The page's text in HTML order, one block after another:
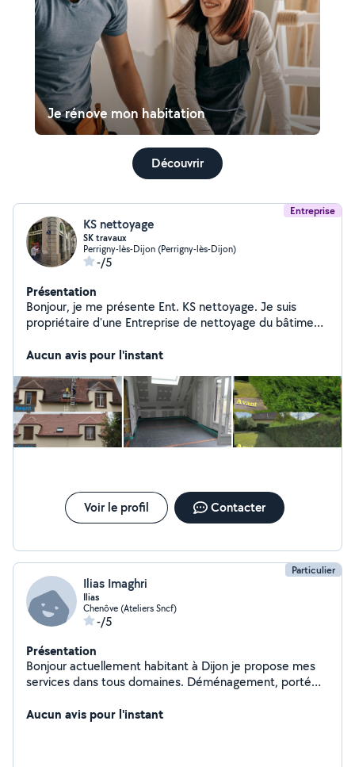
Je rénove mon habitation
Découvrir
Entreprise
KS nettoyage
SK travaux
Perrigny-lès-Dijon (Perrigny-lès-Dijon)
-/5
Présentation
Bonjour, je me présente Ent. KS nettoyage. Je suis
propriétaire d'une Entreprise de nettoyage du bâtiment
l'aménagement de terrain (jardin, piscine ect..) pour plus
Aucun avis pour l'instant
Voir le profil Contacter
Particulier
Ilias Imaghri
Ilias
Chenôve (Ateliers Sncf)
-/5
Présentation
Bonjour actuellement habitant à Dijon je propose mes
services dans tous domaines. Déménagement, porté
contacter si mes services vous intéressent.
Aucun avis pour l'instant